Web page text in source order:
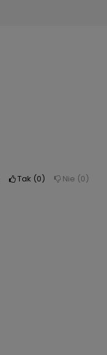
Tak 0 Nie 0